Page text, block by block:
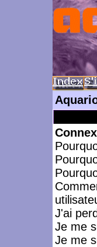
J'ai
Je me
Je me